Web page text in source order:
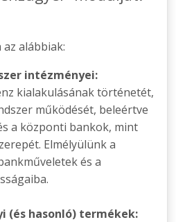
alábbiak:
intézményei:
kialakulásának történetét,
működését, beleértve
a központi bankok, mint
Elmélyülünk a
és a
(és hasonló) termékek: